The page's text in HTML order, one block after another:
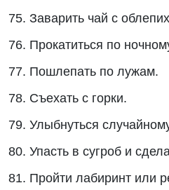
75. Заварить чай с
76. Прокатиться по
77. Пошлепать по лужам.
78. Съехать с горки.
79. Улыбнуться
80. Упасть в сугроб и
81. Пройти лабиринт или